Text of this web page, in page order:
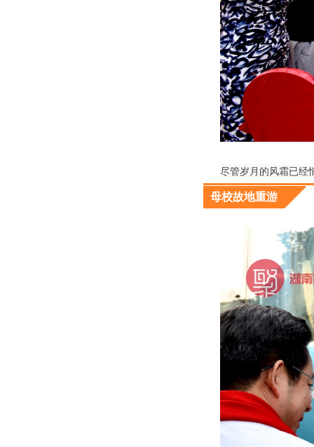
尽管岁月的风霜已经
母校故地重游